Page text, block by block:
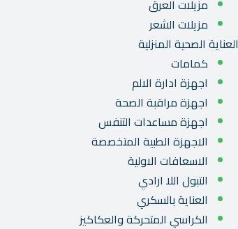
مزيلات العرق
مزيلات الشعر
العناية الصحية المنزلية
كمامات
اجهزة ادارة الالم
اجهزة مراقبة الصحة
اجهزة مساعدات التنفس
الاجهزة الطبية المتخصصة
الاسعافات الاولية
التبول اللا ارادي
العناية بالسكري
الكراسي المتحركة والعكاكيز